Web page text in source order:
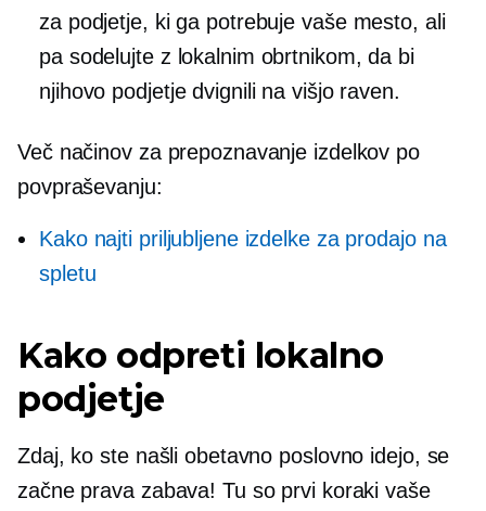
za podjetje, ki ga potrebuje vaše mesto, ali
pa sodelujte z lokalnim obrtnikom, da bi
njihovo podjetje dvignili na višjo raven.
Več načinov za prepoznavanje izdelkov po
povpraševanju:
Kako najti priljubljene izdelke za prodajo na
spletu
Kako odpreti lokalno
podjetje
Zdaj, ko ste našli obetavno poslovno idejo, se
začne prava zabava! Tu so prvi koraki vaše